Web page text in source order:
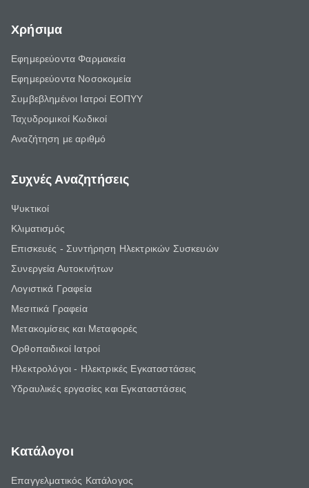
Χρήσιμα
Εφημερεύοντα Φαρμακεία
Εφημερεύοντα Νοσοκομεία
Συμβεβλημένοι Ιατροί ΕΟΠΥΥ
Ταχυδρομικοί Κωδικοί
Αναζήτηση με αριθμό
Συχνές Αναζητήσεις
Ψυκτικοί
Κλιματισμός
Επισκευές - Συντήρηση Ηλεκτρικών Συσκευών
Συνεργεία Αυτοκινήτων
Λογιστικά Γραφεία
Μεσιτικά Γραφεία
Μετακομίσεις και Μεταφορές
Ορθοπαιδικοί Ιατροί
Ηλεκτρολόγοι - Ηλεκτρικές Εγκαταστάσεις
Υδραυλικές εργασίες και Εγκαταστάσεις
Κατάλογοι
Επαγγελματικός Κατάλογος